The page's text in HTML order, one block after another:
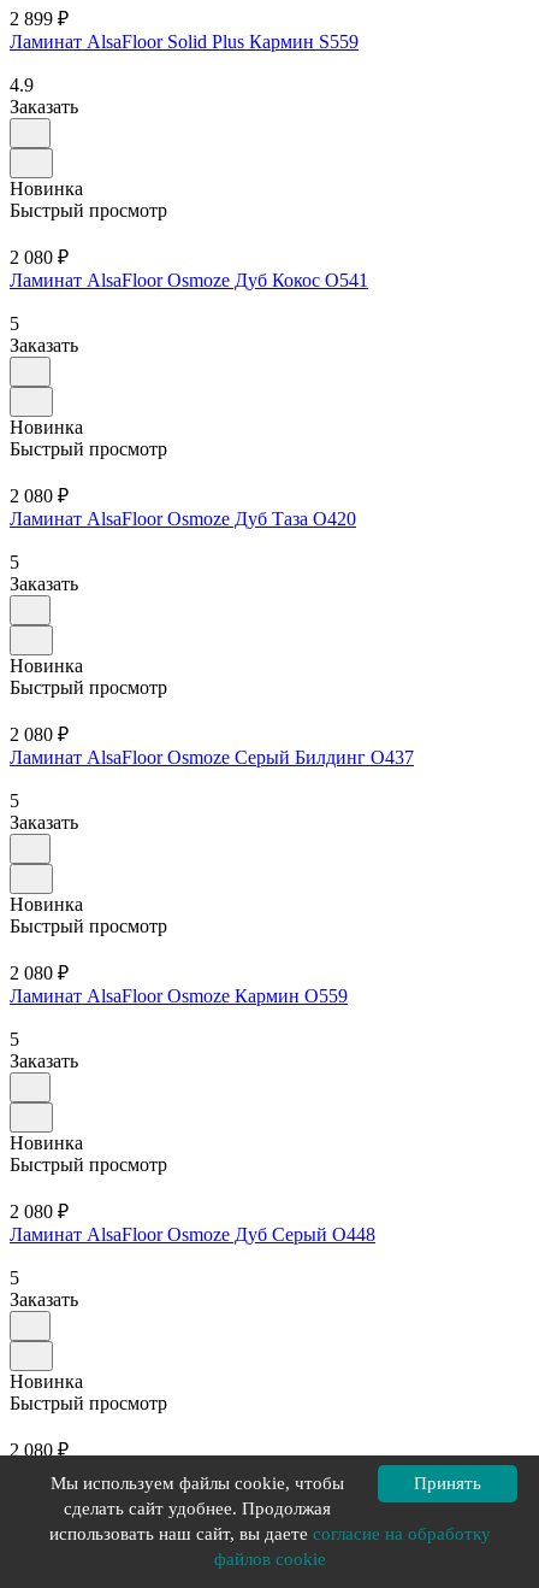
2 899 ₽
Ламинат AlsaFloor Solid Plus Кармин S559
4.9
Заказать
Новинка
Быстрый просмотр
2 080 ₽
Ламинат AlsaFloor Osmoze Дуб Кокос O541
5
Заказать
Новинка
Быстрый просмотр
2 080 ₽
Ламинат AlsaFloor Osmoze Дуб Таза O420
5
Заказать
Новинка
Быстрый просмотр
2 080 ₽
Ламинат AlsaFloor Osmoze Серый Билдинг O437
5
Заказать
Новинка
Быстрый просмотр
2 080 ₽
Ламинат AlsaFloor Osmoze Кармин О559
5
Заказать
Новинка
Быстрый просмотр
2 080 ₽
Ламинат AlsaFloor Osmoze Дуб Серый O448
5
Заказать
Новинка
Быстрый просмотр
2 080 ₽
Ламинат AlsaFloor Osmoze Дуб Альпака O436
Заказать
Принять
Мы используем файлы cookie, чтобы
сделать сайт удобнее. Продолжая
использовать наш сайт, вы даете согласие на обработку
файлов cookie